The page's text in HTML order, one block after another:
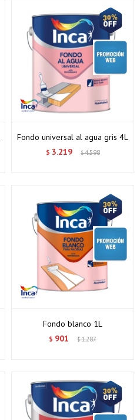
Fondo universal al agua gris 4L
$ 3.219 $4.598
Fondo blanco 1L
$ 901 $1.287